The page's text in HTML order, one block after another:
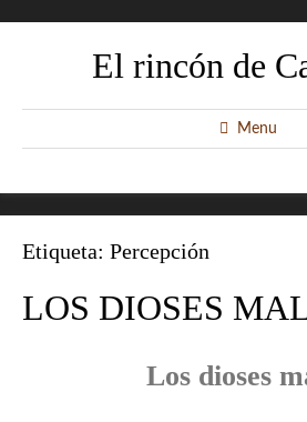
El rincón de
Menu
Etiqueta: Percepción
LOS DIOSES
Los dioses